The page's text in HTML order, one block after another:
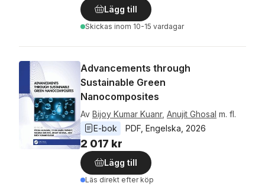
Lägg till
Skickas inom 10-15 vardagar
Advancements through
Sustainable Green
Nanocomposites
Av Bijoy Kumar Kuanr, Anujit Ghosal m. fl.
E-bok
PDF Engelska 2026
2 017 kr
Lägg till
Läs direkt efter köp